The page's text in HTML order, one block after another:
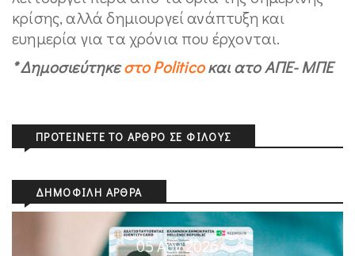
κρίσης, αλλά δημιουργεί ανάπτυξη και
ευημερία για τα χρόνια που έρχονται.
* Δημοσιεύτηκεστο Politicoκαι ατο ΑΠΕ- ΜΠΕ
ΠΡΟΤΕΊΝΕΤΕ ΤΟ ΆΡΘΡΟ ΣΕ ΦΊΛΟΥΣ
ΔΗΜΟΦΙΛΉ ΆΡΘΡΑ
05 Αυγ 2026